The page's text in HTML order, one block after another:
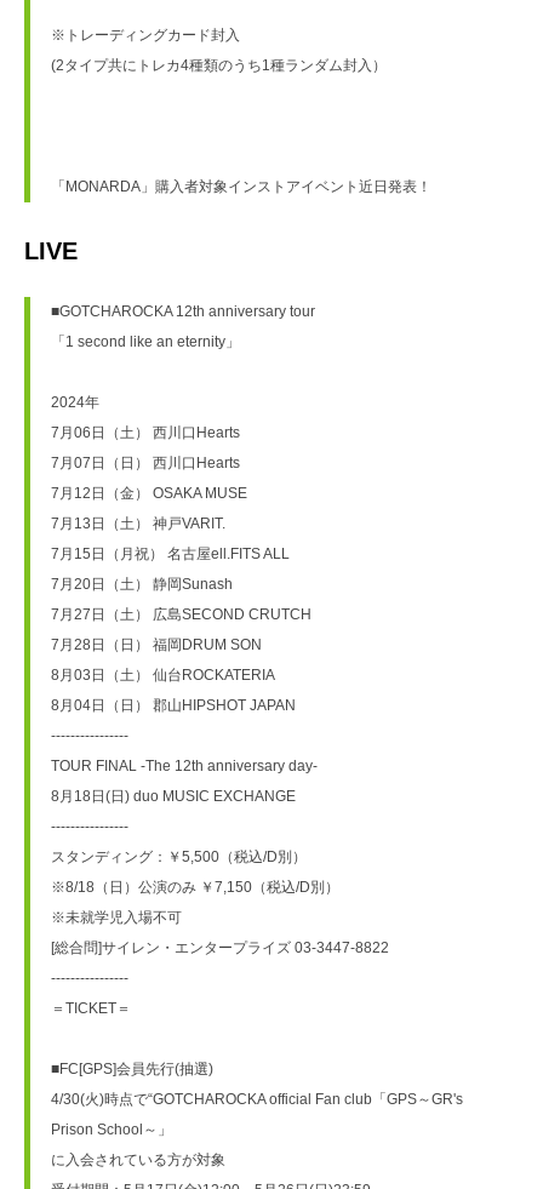
※トレーディングカード封入
(2タイプ共にトレカ4種類のうち1種ランダム封入）
「MONARDA」購入者対象インストアイベント近日発表！
LIVE
■GOTCHAROCKA 12th anniversary tour
「1 second like an eternity」
2024年
7月06日（土） 西川口Hearts
7月07日（日） 西川口Hearts
7月12日（金） OSAKA MUSE
7月13日（土） 神戸VARIT.
7月15日（月祝） 名古屋ell.FITS ALL
7月20日（土） 静岡Sunash
7月27日（土） 広島SECOND CRUTCH
7月28日（日） 福岡DRUM SON
8月03日（土） 仙台ROCKATERIA
8月04日（日） 郡山HIPSHOT JAPAN
----------------
TOUR FINAL -The 12th anniversary day-
8月18日(日) duo MUSIC EXCHANGE
----------------
スタンディング：￥5,500（税込/D別）
※8/18（日）公演のみ ￥7,150（税込/D別）
※未就学児入場不可
[総合問]サイレン・エンタープライズ 03-3447-8822
----------------
＝TICKET＝
■FC[GPS]会員先行(抽選)
4/30(火)時点で“GOTCHAROCKA official Fan club「GPS～GR's
Prison School～」
に入会されている方が対象